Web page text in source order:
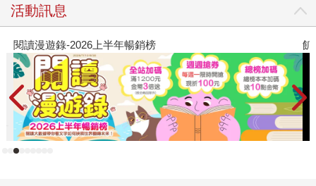
活動訊息
閱讀漫遊錄-2026上半年暢銷榜 飢